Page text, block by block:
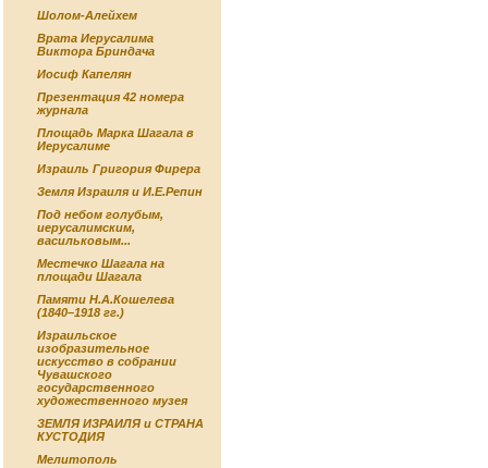
Шолом-Алейхем
Врата Иерусалима
Виктора Бриндача
Иосиф Капелян
Презентация 42 номера
журнала
Площадь Марка Шагала в
Иерусалиме
Израиль Григория Фирера
Земля Израиля и И.Е.Репин
Под небом голубым,
иерусалимским,
васильковым...
Местечко Шагала на
площади Шагала
Памяти Н.А.Кошелева
(1840–1918 гг.)
Израильское
изобразительное
искусство в собрании
Чувашского
государственного
художественного музея
ЗЕМЛЯ ИЗРАИЛЯ и СТРАНА
КУСТОДИЯ
Мелитополь